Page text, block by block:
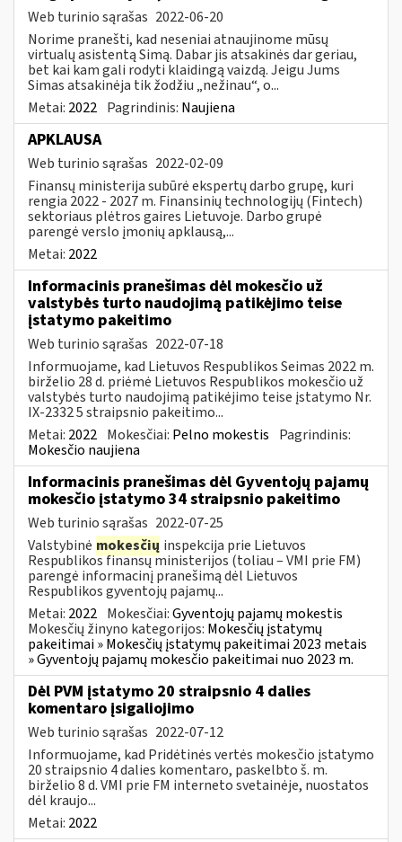
Web turinio sąrašas 2022-06-20
Norime pranešti, kad neseniai atnaujinome mūsų
virtualų asistentą Simą. Dabar jis atsakinės dar geriau,
bet kai kam gali rodyti klaidingą vaizdą. Jeigu Jums
Simas atsakinėja tik žodžiu „nežinau“, o...
Metai: 2022 Pagrindinis: Naujiena
APKLAUSA
Web turinio sąrašas 2022-02-09
Finansų ministerija subūrė ekspertų darbo grupę, kuri
rengia 2022 - 2027 m. Finansinių technologijų (Fintech)
sektoriaus plėtros gaires Lietuvoje. Darbo grupė
parengė verslo įmonių apklausą,...
Metai: 2022
Informacinis pranešimas dėl mokesčio už
valstybės turto naudojimą patikėjimo teise
įstatymo pakeitimo
Web turinio sąrašas 2022-07-18
Informuojame, kad Lietuvos Respublikos Seimas 2022 m.
birželio 28 d. priėmė Lietuvos Respublikos mokesčio už
valstybės turto naudojimą patikėjimo teise įstatymo Nr.
IX-2332 5 straipsnio pakeitimo...
Metai: 2022 Mokesčiai: Pelno mokestis Pagrindinis:
Mokesčio naujiena
Informacinis pranešimas dėl Gyventojų pajamų
mokesčio įstatymo 34 straipsnio pakeitimo
Web turinio sąrašas 2022-07-25
Valstybinė mokesčių inspekcija prie Lietuvos
Respublikos finansų ministerijos (toliau – VMI prie FM)
parengė informacinį pranešimą dėl Lietuvos
Respublikos gyventojų pajamų...
Metai: 2022 Mokesčiai:Gyventojų pajamų mokestis
Mokesčių žinyno kategorijos: Mokesčių įstatymų
pakeitimai » Mokesčių įstatymų pakeitimai 2023 metais
» Gyventojų pajamų mokesčio pakeitimai nuo 2023 m.
Dėl PVM įstatymo 20 straipsnio 4 dalies
komentaro įsigaliojimo
Web turinio sąrašas 2022-07-12
Informuojame, kad Pridėtinės vertės mokesčio įstatymo
20 straipsnio 4 dalies komentaro, paskelbto š. m.
birželio 8 d. VMI prie FM interneto svetainėje, nuostatos
dėl kraujo...
Metai: 2022